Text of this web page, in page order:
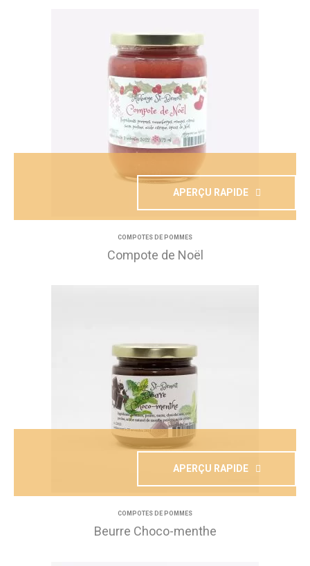
APERÇU RAPIDE
COMPOTES DE POMMES
Compote de Noël
APERÇU RAPIDE
COMPOTES DE POMMES
Beurre Choco-menthe